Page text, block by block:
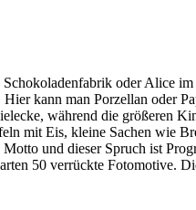
oder Alice
kann man Porzellan oder
während die größeren
mit Eis, kleine Sachen wie
und dieser Spruch ist
50 verrückte Fotomotive.